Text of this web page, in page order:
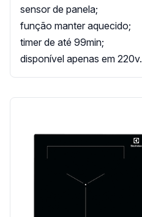
sensor de panela;
função manter aquecido;
timer de até 99min;
disponível apenas em 220v.